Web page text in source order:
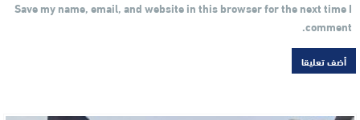
Save my name, email, and website in this browser for the next time I
comment.